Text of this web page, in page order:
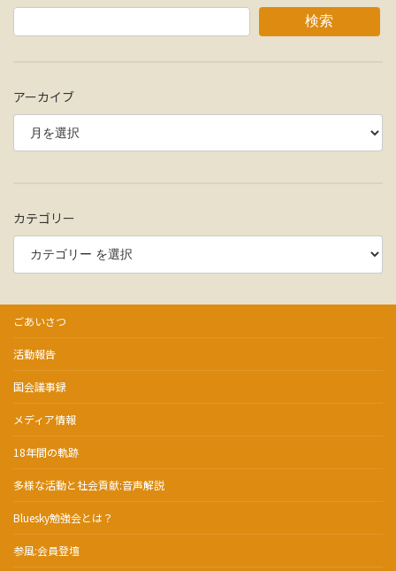
検索
アーカイブ
カテゴリー
ごあいさつ
活動報告
国会議事録
メディア情報
18年間の軌跡
多様な活動と社会貢献:音声解説
Bluesky勉強会とは？
参風:会員登壇